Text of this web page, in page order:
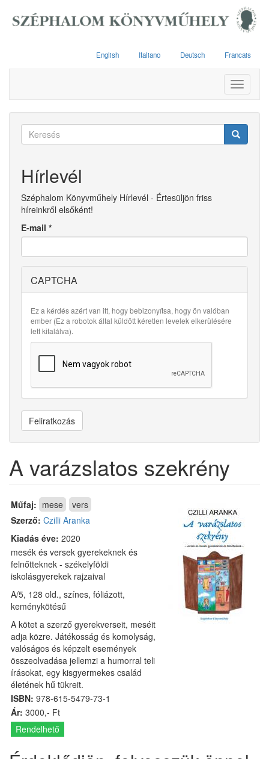
English Italiano Deutsch Francais
Toggle
Keresés
Hírlevél
Széphalom Könyvműhely Hírlevél - Értesüljön friss
híreinkről elsőként!
E-mail *
CAPTCHA
Ez a kérdés azért van itt, hogy bebizonyítsa, hogy ön valóban
ember (Ez a robotok által küldött kéretlen levelek elkerülésére
lett kitalálva).
Feliratkozás
A varázslatos szekrény
Műfaj: mese
vers
Szerző: Czilli Aranka
Kiadás éve: 2020
mesék és versek gyerekeknek és
felnőtteknek - székelyföldi
iskolásgyerekek rajzaival
A/5, 128 old., színes, fóliázott,
keménykötésű
A kötet a szerző gyerekverseit, meséit
adja közre. Játékosság és komolyság,
valóságos és képzelt események
összeolvadása jellemzi a humorral teli
írásokat, egy kisgyermekes család
életének hű tükreit.
ISBN: 978-615-5479-73-1
Ár: 3000,- Ft
Rendelhető